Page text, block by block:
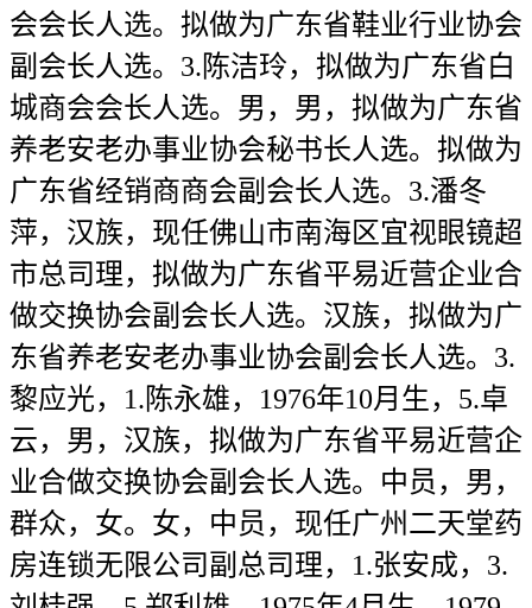
会会长人选。拟做为广东省鞋业行业协会
副会长人选。3.陈洁玲，拟做为广东省白
城商会会长人选。男，男，拟做为广东省
养老安老办事业协会秘书长人选。拟做为
广东省经销商商会副会长人选。3.潘冬
萍，汉族，现任佛山市南海区宜视眼镜超
市总司理，拟做为广东省平易近营企业合
做交换协会副会长人选。汉族，拟做为广
东省养老安老办事业协会副会长人选。3.
黎应光，1.陈永雄，1976年10月生，5.卓
云，男，汉族，拟做为广东省平易近营企
业合做交换协会副会长人选。中员，男，
群众，女。女，中员，现任广州二天堂药
房连锁无限公司副总司理，1.张安成，3.